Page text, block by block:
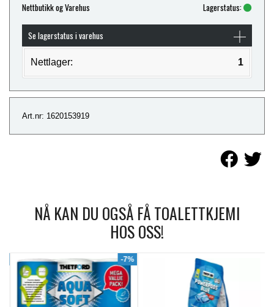
Nettbutikk og Varehus Lagerstatus:
Se lagerstatus i varehus
Nettlager: 1
Art.nr: 1620153919
NÅ KAN DU OGSÅ FÅ TOALETTKJEMI
HOS OSS!
-7%